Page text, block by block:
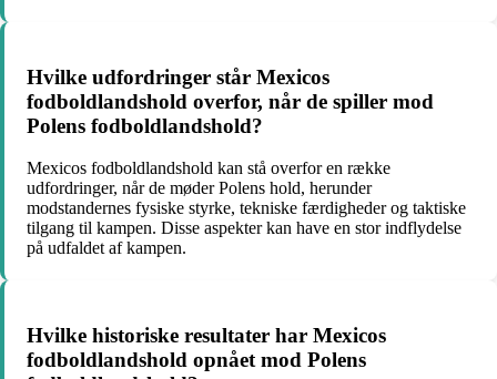
Hvilke udfordringer står Mexicos
fodboldlandshold overfor, når de spiller mod
Polens fodboldlandshold?
Mexicos fodboldlandshold kan stå overfor en række
udfordringer, når de møder Polens hold, herunder
modstandernes fysiske styrke, tekniske færdigheder og taktiske
tilgang til kampen. Disse aspekter kan have en stor indflydelse
på udfaldet af kampen.
Hvilke historiske resultater har Mexicos
fodboldlandshold opnået mod Polens